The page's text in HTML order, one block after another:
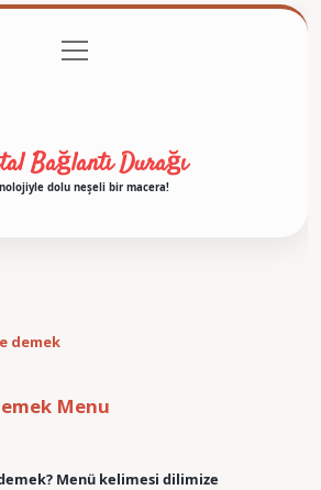
Gizlilik Politikası
menüyü
aç
Bağlantı Durağı
dolu neşeli bir macera!
demek
Menu
Menü kelimesi dilimize